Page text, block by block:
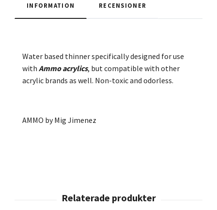
INFORMATION RECENSIONER
Water based thinner specifically designed for use
with Ammo acrylics, but compatible with other
acrylic brands as well. Non-toxic and odorless.
AMMO by Mig Jimenez